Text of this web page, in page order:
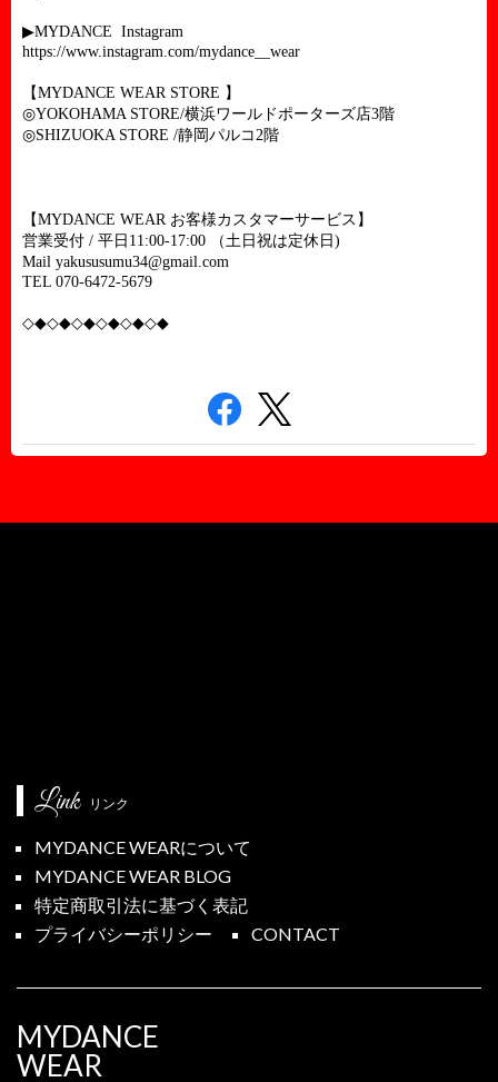
▶︎MYDANCE Instagram
https://www.instagram.com/mydance__wear
【MYDANCE WEAR STORE 】
◎YOKOHAMA STORE/横浜ワールドポーターズ店3階
◎SHIZUOKA STORE /静岡パルコ 2階
【MYDANCE WEAR お客様カスタマーサービス】
営業受付 / 平日 11:00-17:00 （土日祝は定休日)
Mail yakususumu34@gmail.com
TEL 070-6472-5679
◇◆◇◆◇◆◇◆◇◆◇◆
Link リンク
MYDANCE WEARについて
MYDANCE WEAR BLOG
特定商取引法に基づく表記
プライバシーポリシー
CONTACT
MYDANCE
WEAR